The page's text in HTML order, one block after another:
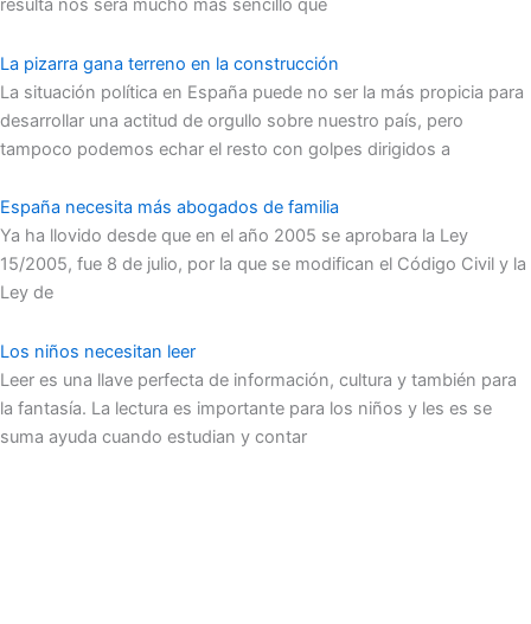
resulta nos será mucho más sencillo que
La pizarra gana terreno en la construcción
La situación política en España puede no ser la más propicia para
desarrollar una actitud de orgullo sobre nuestro país, pero
tampoco podemos echar el resto con golpes dirigidos a
España necesita más abogados de familia
Ya ha llovido desde que en el año 2005 se aprobara la Ley
15/2005, fue 8 de julio, por la que se modifican el Código Civil y la
Ley de
Los niños necesitan leer
Leer es una llave perfecta de información, cultura y también para
la fantasía. La lectura es importante para los niños y les es se
suma ayuda cuando estudian y contar